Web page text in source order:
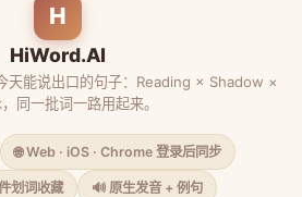
H
HiWord.AI
天能说出口的句子：Reading × Shadow ×
同一批词一路用起来。
🌐 Web · iOS · Chrome 登录后同步
划词收藏 🔊 原生发音 + 例句